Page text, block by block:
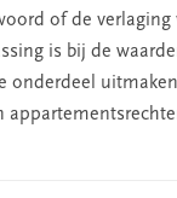
of de
is bij de
onderdeel